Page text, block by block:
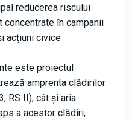
reducerea riscului
în campanii
acțiuni civice
este proiectul
amprenta clădirilor
RS II), cât și aria
a acestor clădiri,